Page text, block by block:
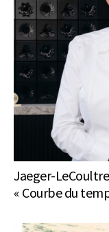
Jaeger-
« Courbe du